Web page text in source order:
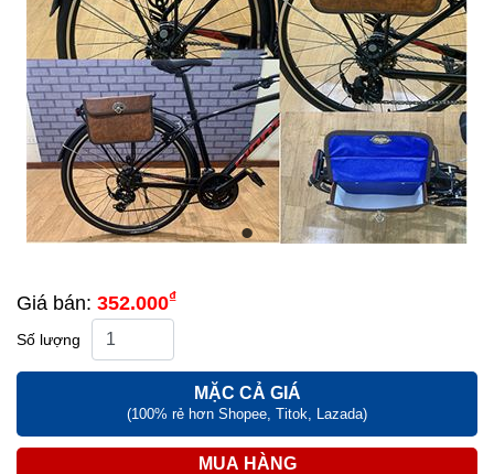
Giá bán: 352.000₫
Số lượng
MẶC CẢ GIÁ
(100% rẻ hơn Shopee, Titok, Lazada)
MUA HÀNG